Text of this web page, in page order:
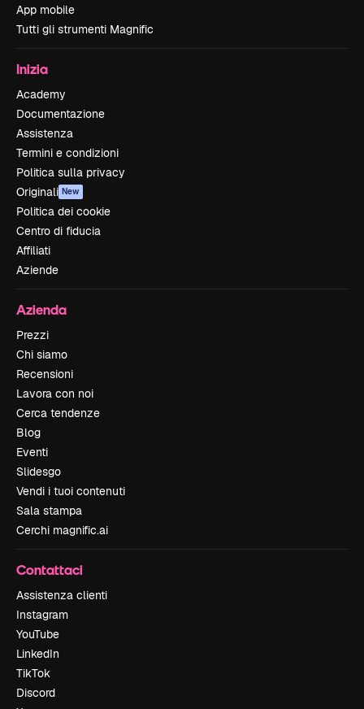
App mobile
Tutti gli strumenti Magnific
Inizia
Academy
Documentazione
Assistenza
Termini e condizioni
Politica sulla privacy
Originali New
Politica dei cookie
Centro di fiducia
Affiliati
Aziende
Azienda
Prezzi
Chi siamo
Recensioni
Lavora con noi
Cerca tendenze
Blog
Eventi
Slidesgo
Vendi i tuoi contenuti
Sala stampa
Cerchi magnific.ai
Contattaci
Assistenza clienti
Instagram
YouTube
LinkedIn
TikTok
Discord